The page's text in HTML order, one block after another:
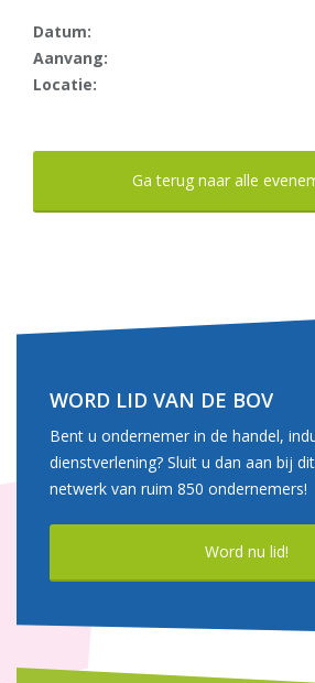
Datum:
Aanvang:
Locatie:
Ga terug naar alle
WORD LID VAN DE BOV
Bent u ondernemer in de handel,
dienstverlening? Sluit u dan aan bij
netwerk van ruim 850 ondernemers!
Word nu lid!